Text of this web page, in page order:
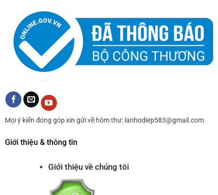
Mọi ý kiến đóng góp xin gửi về hòm thư: lanhodiep583@gmail.com
Giới thiệu & thông tin
Giới thiệu về chúng tôi